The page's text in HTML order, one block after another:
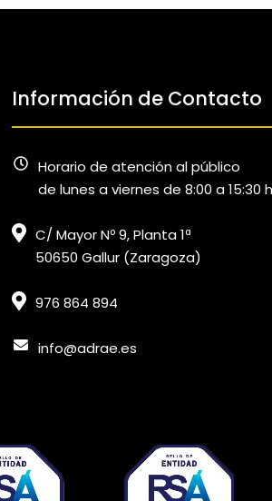
Información de Contacto
Horario de atención al público
de lunes a viernes de 8:00 a 15:30
C/ Mayor Nº 9, Planta 1ª
50650 Gallur (Zaragoza)
976 864 894
info@adrae.es